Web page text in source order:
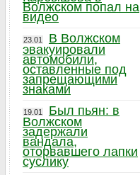
Волжском попал на
видео
23.01
В Волжском
эвакуировали
автомобили,
оставленные под
запрещающими
знаками
19.01
Был пьян: в
Волжском
задержали
вандала,
оторвавшего лапки
суслику